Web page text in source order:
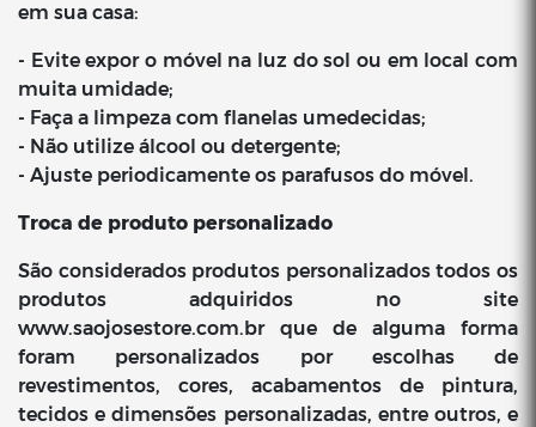
em sua casa:
- Evite expor o móvel na luz do sol ou em local com
muita umidade;
- Faça a limpeza com flanelas umedecidas;
- Não utilize álcool ou detergente;
- Ajuste periodicamente os parafusos do móvel.
Troca de produto personalizado
São considerados produtos personalizados todos os
produtos adquiridos no site
www.saojosestore.com.br que de alguma forma
foram personalizados por escolhas de
revestimentos, cores, acabamentos de pintura,
tecidos e dimensões personalizadas, entre outros, e